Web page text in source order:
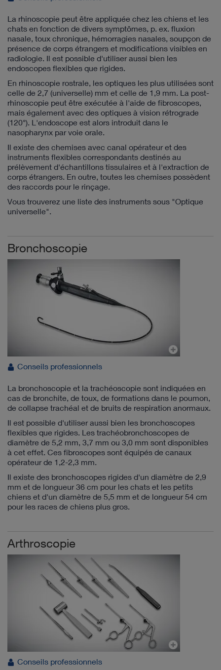
La rhinoscopie peut être appliquée chez les chiens et les
chats en fonction de divers symptômes, p. ex. fluxion
nasale, toux chronique, hémorragies nasales, soupçon de
présence de corps étrangers et modifications visibles en
radiologie. Il est possible d'utiliser aussi bien les
endoscopes flexibles que rigides.
En rhinoscopie rostrale, les optiques les plus utilisées sont
celle de 2,7 (universelle) mm et celle de 1,9 mm. La post-
rhinoscopie peut être exécutée à l'aide de fibroscopes,
mais également avec des optiques à vision rétrograde
(120°). L'endoscope est alors introduit dans le
nasopharynx par voie orale.
Il existe des chemises avec canal opérateur et des
instruments flexibles correspondants destinés au
prélèvement d'échantillons tissulaires et à l'extraction de
corps étrangers. En outre, toutes les chemises possèdent
des raccords pour le rinçage.
Vous trouverez une liste des instruments sous "Optique
universelle".
Bronchoscopie
Conseils professionnels
La bronchoscopie et la trachéoscopie sont indiquées en
cas de bronchite, de toux, de formations dans le poumon,
de collapse trachéal et de bruits de respiration anormaux.
Il est possible d'utiliser aussi bien les bronchoscopes
flexibles que rigides. Les trachéobronchoscopes de
diamètre de 5,2 mm, 3,7 mm ou 3,0 mm sont disponibles
à cet effet. Ces fibroscopes sont équipés de canaux
opérateur de 1,2-2,3 mm.
Il existe des bronchoscopes rigides d'un diamètre de 2,9
mm et de longueur 36 cm pour les chats et les petits
chiens et d'un diamètre de 5,5 mm et de longueur 54 cm
pour les races de chiens plus gros.
Arthroscopie
Conseils professionnels